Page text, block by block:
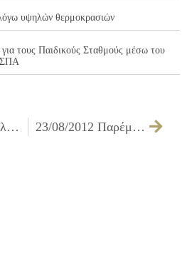
υψηλών θερμοκρασιών
τους Παιδικούς Σταθμούς μέσω του
20/08/2012 Αποτελέσματα της υπ’αριθμ ΣΜΕ 2/2012 23/08/2012 Παρέμβαση του Δημάρχου Ιλίου κ. Νίκου Ζενέτου κατά τη διάρκεια της συνεδρίασης της έκτακτης γενικής συνέλευσης της Π.Ε.Δ.Α. στις 22/08/2012